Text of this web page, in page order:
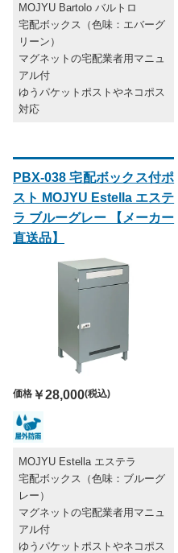
MOJYU Bartolo バルトロ
宅配ボックス（色味：エバーグ
リーン）
マグネットの宅配業者用マニュ
アル付
ゆうパケットポストやネコポス
対応
PBX-038 宅配ボックス付ポ
スト MOJYU Estella エステ
ラ ブルーグレー 【メーカー
直送品】
価格 ￥28,000(税込)
MOJYU Estella エステラ
宅配ボックス（色味：ブルーグ
レー）
マグネットの宅配業者用マニュ
アル付
ゆうパケットポストやネコポス